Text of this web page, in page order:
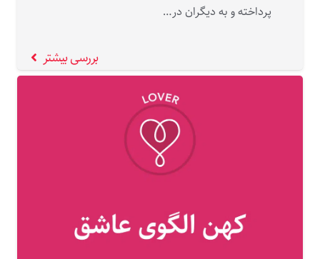
پرداخته و به دیگران در…
بررسی بیشتر